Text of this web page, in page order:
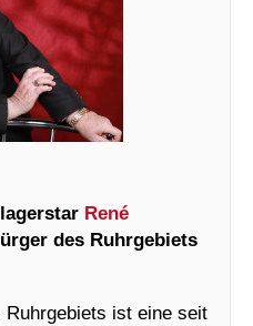
René
des Ruhrgebiets
ist eine seit